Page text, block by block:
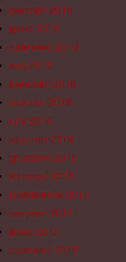
sierpień 2016
lipiec 2016
czerwiec 2016
maj 2016
kwiecień 2016
marzec 2016
luty 2016
styczeń 2016
grudzień 2015
listopad 2015
październik 2015
sierpień 2015
lipiec 2015
czerwiec 2015